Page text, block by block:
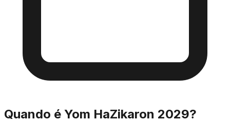
Quando é Yom HaZikaron 2029?